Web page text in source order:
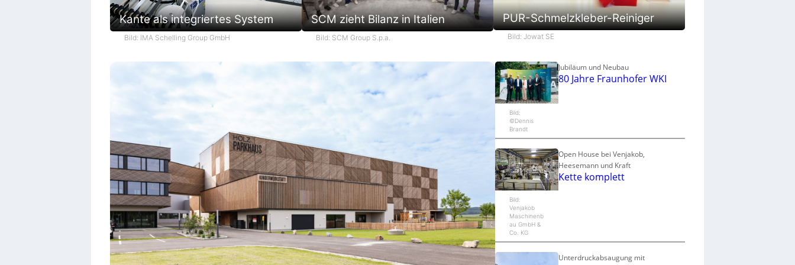
u
p
e
s
Kante als integriertes System
Bild: IMA Schelling Group GmbH
SCM zieht Bilanz in Italien
Bild: SCM Group S.p.a.
PUR-Schmelzkleber-Reiniger
Bild: Jowat SE
Bild:
©Dennis
Brandt
Jubiläum und Neubau
80 Jahre Fraunhofer WKI
Bild:
Venjakob
Maschinenb
au GmbH &
Co. KG
Open House bei Venjakob,
Heesemann und Kraft
Kette komplett
Unterdruckabsaugung mit